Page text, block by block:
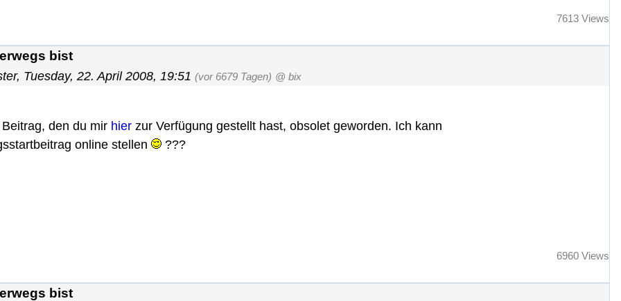
7613 Views
bist
, Tuesday, 22. April 2008, 19:51 (vor 6679 Tagen) @ bix
den du mir hier zur Verfügung gestellt hast, obsolet geworden. Ich kann
online stellen
???
6960 Views
bist